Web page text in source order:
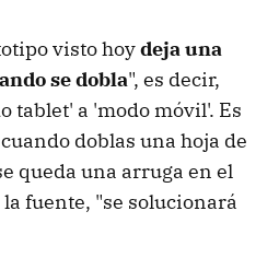
visto hoydeja una
se dobla", es decir,
tablet' a 'modo móvil'. Es
doblas una hoja de
queda una arruga en el
fuente, "se solucionará